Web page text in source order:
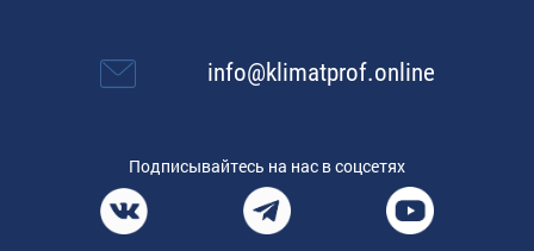
info@klimatprof.online
Подписывайтесь на нас в соцсетях